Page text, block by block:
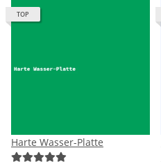
TOP
Harte Wasser-Platte